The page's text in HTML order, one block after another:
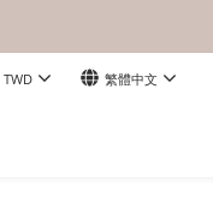
TWD 繁體中文